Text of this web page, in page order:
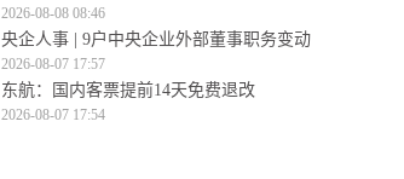
2026-08-08 08:46
央企人事 | 9户中央企业外部董事职务变动
2026-08-07 17:57
东航：国内客票提前14天免费退改
2026-08-07 17:54